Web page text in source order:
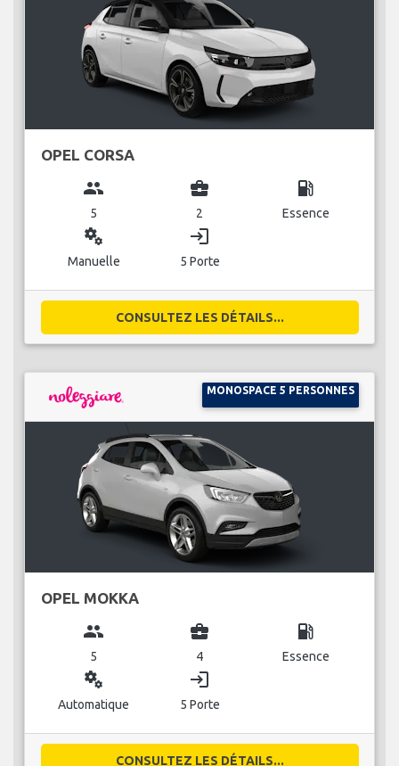
OPEL CORSA
group
5
business_center
2
local_gas_station
Essence
miscellaneous_services
Manuelle
login
5 Porte
CONSULTEZ LES DÉTAILS...
MONOSPACE 5 PERSONNES
OPEL MOKKA
group
5
business_center
4
local_gas_station
Essence
miscellaneous_services
Automatique
login
5 Porte
CONSULTEZ LES DÉTAILS...